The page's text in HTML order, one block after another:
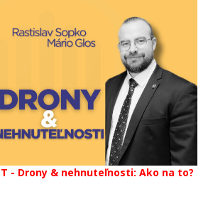
- Drony & nehnuteľnosti: Ako na to?